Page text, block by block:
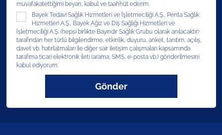
muvafakatettiğimi beyan, kabul ve taahhüt ederim.
Bayek Tedavi Sağlık Hizmetleri ve İşletmeciliği A.Ş., Penta Sağlık
Hizmetleri A.Ş., Bayek Ağız ve Diş Sağlığı Hizmetleri ve
İşletmeciliği A.Ş. (hepsi birlikte Bayındır Sağlık Grubu olarak anılacaktır)
tarafından her türlü bilgilendirme, etkinlik, duyuru, anket, tanıtım, açılış,
davet vb. hatırlatmaları ile diğer sair iletişim çalışmaları kapsamında
tarafıma ticari elektronik ileti (arama, SMS, e-posta vb.) gönderilmesini
kabul ediyorum.
Gönder